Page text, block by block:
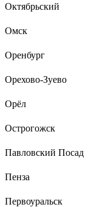
Октябрьский
Омск
Оренбург
Орехово-Зуево
Орёл
Острогожск
Павловский Посад
Пенза
Первоуральск